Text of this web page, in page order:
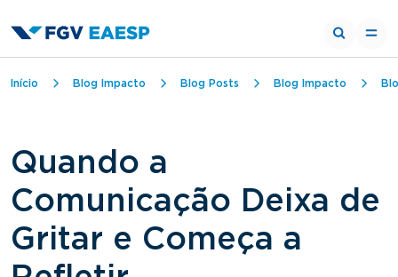
Trilha de navegação
Início Blog Impacto Blog Posts Blog Impacto
Quando a
Comunicação Deixa de
Gritar e Começa a